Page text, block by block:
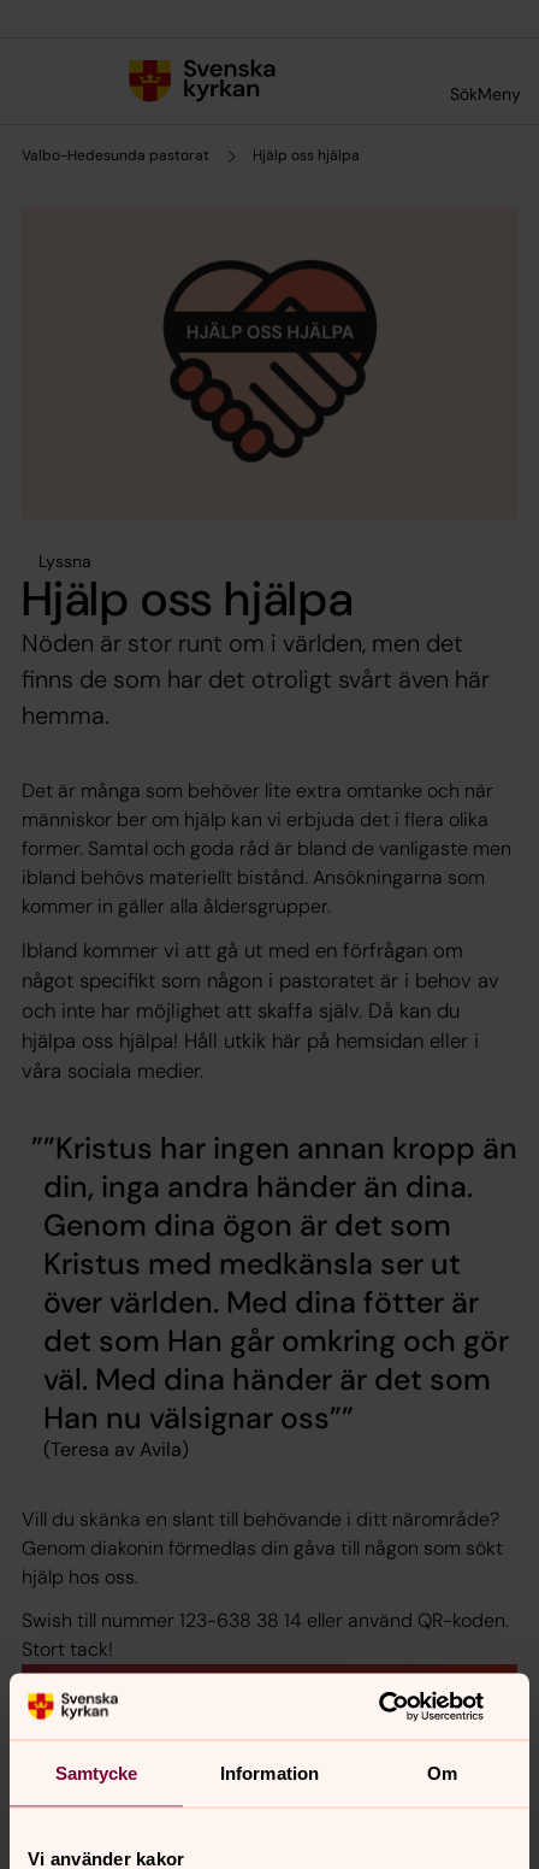
Samtycke Information Om
Vi använder kakor
SökMeny
Valbo-Hedesunda pastorat Hjälp oss hjälpa
Lyssna
Hjälp oss hjälpa
Nöden är stor runt om i världen, men det
finns de som har det otroligt svårt även här
hemma.
Det är många som behöver lite extra omtanke och när
människor ber om hjälp kan vi erbjuda det i flera olika
former. Samtal och goda råd är bland de vanligaste men
ibland behövs materiellt bistånd. Ansökningarna som
kommer in gäller alla åldersgrupper.
Ibland kommer vi att gå ut med en förfrågan om
något specifikt som någon i pastoratet är i behov av
och inte har möjlighet att skaffa själv. Då kan du
hjälpa oss hjälpa! Håll utkik här på hemsidan eller i
våra sociala medier.
”Kristus har ingen annan kropp än
din, inga andra händer än dina.
Genom dina ögon är det som
Kristus med medkänsla ser ut
över världen. Med dina fötter är
det som Han går omkring och gör
väl. Med dina händer är det som
Han nu välsignar oss”
(Teresa av Avila)
Vill du skänka en slant till behövande i ditt närområde?
Genom diakonin förmedlas din gåva till någon som sökt
hjälp hos oss.
Swish till nummer 123-638 38 14 eller använd QR-koden.
Stort tack!